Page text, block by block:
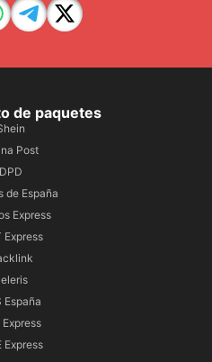
de paquetes
Post
DPD
de España
Express
Express
España
Express
Express